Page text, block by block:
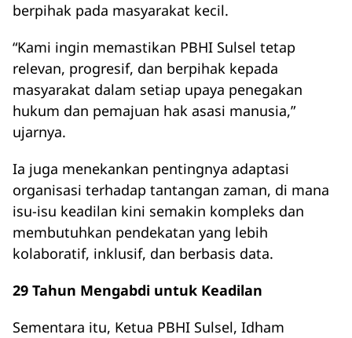
berpihak pada masyarakat kecil.
“Kami ingin memastikan PBHI Sulsel tetap
relevan, progresif, dan berpihak kepada
masyarakat dalam setiap upaya penegakan
hukum dan pemajuan hak asasi manusia,”
ujarnya.
Ia juga menekankan pentingnya adaptasi
organisasi terhadap tantangan zaman, di mana
isu-isu keadilan kini semakin kompleks dan
membutuhkan pendekatan yang lebih
kolaboratif, inklusif, dan berbasis data.
29 Tahun Mengabdi untuk Keadilan
Sementara itu, Ketua PBHI Sulsel, Idham